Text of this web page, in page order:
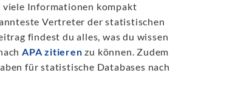
Informationen kompakt
Vertreter der statistischen
findest du alles, was du wissen
APA zitieren zu können. Zudem
für statistische Databases nach